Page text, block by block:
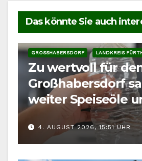
Das könnte Sie auch
GROSSHABERSDORF LANDKREIS
Zu wertvoll für
Großhabersdorf
weiter Speiseöle
4. AUGUST 2026, 15:51 UHR